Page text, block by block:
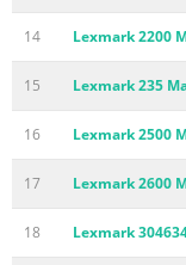
14 Lexmark 2200
15 Lexmark 235
16 Lexmark 2500
17 Lexmark 2600
18 Lexmark